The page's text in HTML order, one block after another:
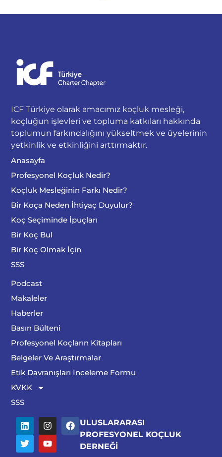
ICF Türkiye olarak amacımız koçluk mesleği,
koçluğun işlevleri ve topluma katkıları hakkında
toplumun farkındalığını yükseltmek ve üyelerinin
yetkinlik ve etkinliğini arttırmaktır.
Anasayfa
Profesyonel Koçluk Nedir?
Koçluk Mesleğinin Farkı Nedir?
Bir Koça Neden İhtiyaç Duyulur?
Koç Seçiminde İpuçları
Bir Koç Bul
Bir Koç Olmak İçin
SSS
Podcast
Makaleler
Haberler
Basın Bülteni
Profesyonel Koçların Kitapları
Belgeler Ve Araştırmalar
Etik Davranışları İnceleme Formu
KVKK
SSS
ULUSLARARASI
PROFESYONEL KOÇLUK
DERNEĞİ